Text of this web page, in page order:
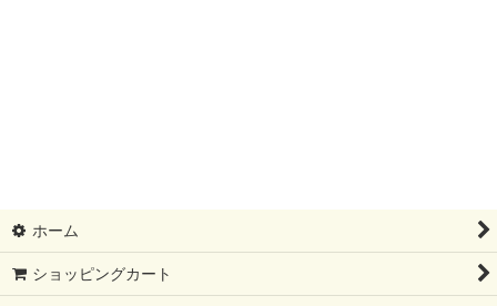
ホーム
ショッピングカート